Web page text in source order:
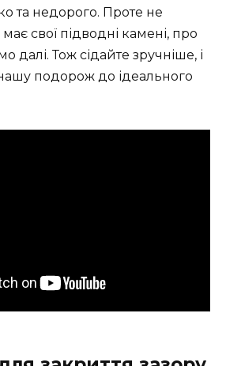
та недорого. Проте не
свої підводні камені, про
далі. Тож сідайте зручніше, і
подорож до ідеального